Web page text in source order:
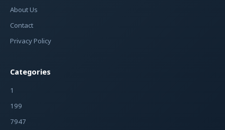
About Us
Contact
Privacy Policy
Categories
1
199
7947